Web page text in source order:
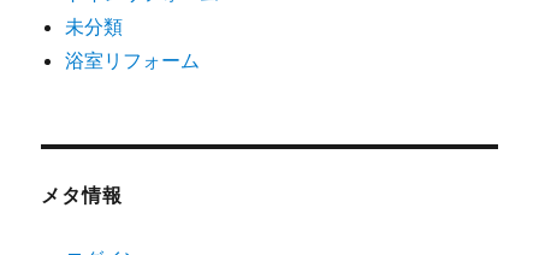
未分類
浴室リフォーム
メタ情報